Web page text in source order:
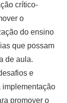
crítico-
o
do ensino
que possam
de aula.
e
implementação
promover o